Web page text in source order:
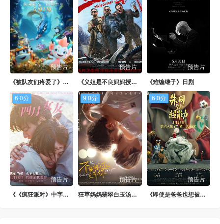
第88集 第89集 第90集
第91集 第92集 第93集
第94集 第95集 第96集
第97集 第98集 第99集
第100集
预告片
《被队友们疼爱了》日韩剧
预告片
《义姐是不良妈妈授乳中》日剧
预告片
《难缠继子》日剧
6.0分
预告片
《《疯狂派对》中字头》1080P
9.0分
预告片
狂草妈妈翡翠白玉汤新版
6.0分
预告片
《即使是爸爸也想被疼爱》BD